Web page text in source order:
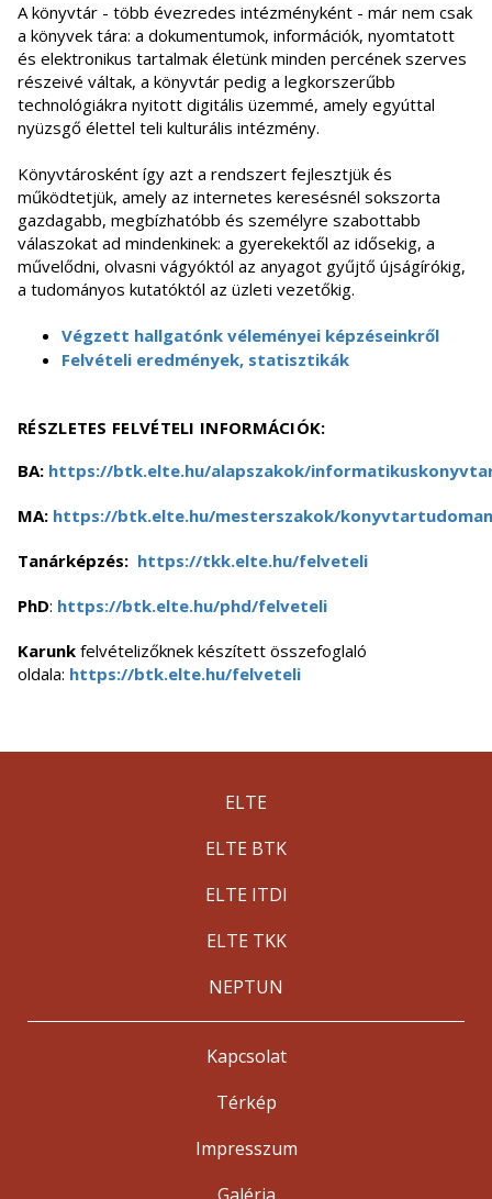
A könyvtár - több évezredes intézményként - már nem csak
a könyvek tára: a dokumentumok, információk, nyomtatott
és elektronikus tartalmak életünk minden percének szerves
részeivé váltak, a könyvtár pedig a legkorszerűbb
technológiákra nyitott digitális üzemmé, amely egyúttal
nyüzsgő élettel teli kulturális intézmény.
Könyvtárosként így azt a rendszert fejlesztjük és
működtetjük, amely az internetes keresésnél sokszorta
gazdagabb, megbízhatóbb és személyre szabottabb
válaszokat ad mindenkinek: a gyerekektől az idősekig, a
művelődni, olvasni vágyóktól az anyagot gyűjtő újságírókig,
a tudományos kutatóktól az üzleti vezetőkig.
Végzett hallgatónk véleményei képzéseinkről
Felvételi eredmények, statisztikák
RÉSZLETES FELVÉTELI INFORMÁCIÓK:
BA: https://btk.elte.hu/alapszakok/
MA: https://btk.elte.hu/mesterszakok/
Tanárképzés: https://tkk.elte.hu/felveteli
PhD: https://btk.elte.hu/phd/felveteli
Karunk felvételizőknek készített összefoglaló
oldala: https://btk.elte.hu/felveteli
ELTE
ELTE BTK
ELTE ITDI
ELTE TKK
NEPTUN
Kapcsolat
Térkép
Impresszum